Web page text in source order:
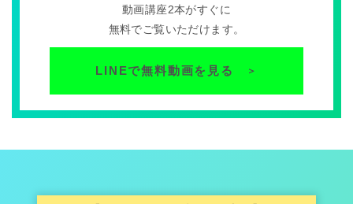
動画講座2本がすぐに
無料でご覧いただけます。
LINEで無料動画を見る ＞